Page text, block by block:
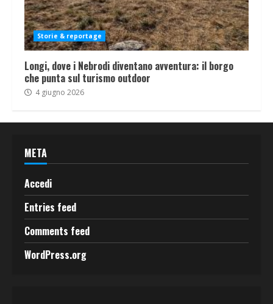
Storie & reportage
Longi, dove i Nebrodi diventano avventura: il borgo
che punta sul turismo outdoor
4 giugno 2026
META
Accedi
Entries feed
Comments feed
WordPress.org